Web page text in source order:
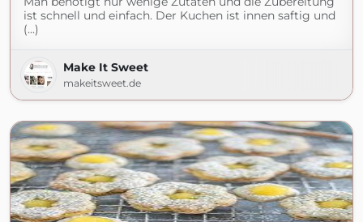
ist schnell und einfach. Der Kuchen ist innen saftig und
(...)
Make It Sweet
makeitsweet.de